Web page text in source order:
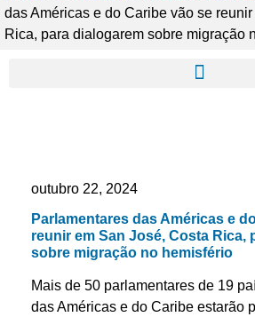
das Américas e do Caribe vão se
Rica, para dialogarem sobre migração
outubro 22, 2024
Parlamentares das Américas e
reunir em San José, Costa Rica,
sobre migração no hemisfério
Mais de 50 parlamentares de 19
das Américas e do Caribe estarão